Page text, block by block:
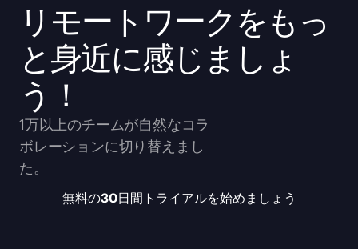
リモートワークをもっ
と身近に感じましょ
う！
1万以上のチームが自然なコラ
ボレーションに切り替えまし
た。
無料の30日間トライアルを始めましょう